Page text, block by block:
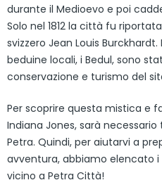
durante il Medioevo e poi
Solo nel 1812 la città fu
svizzero Jean Louis
beduine locali, i Bedul, sono
conservazione e turismo del
Per scoprire questa mistica e
Indiana Jones, sarà
Petra. Quindi, per aiutarvi a
avventura, abbiamo elencato
vicino a Petra Città!